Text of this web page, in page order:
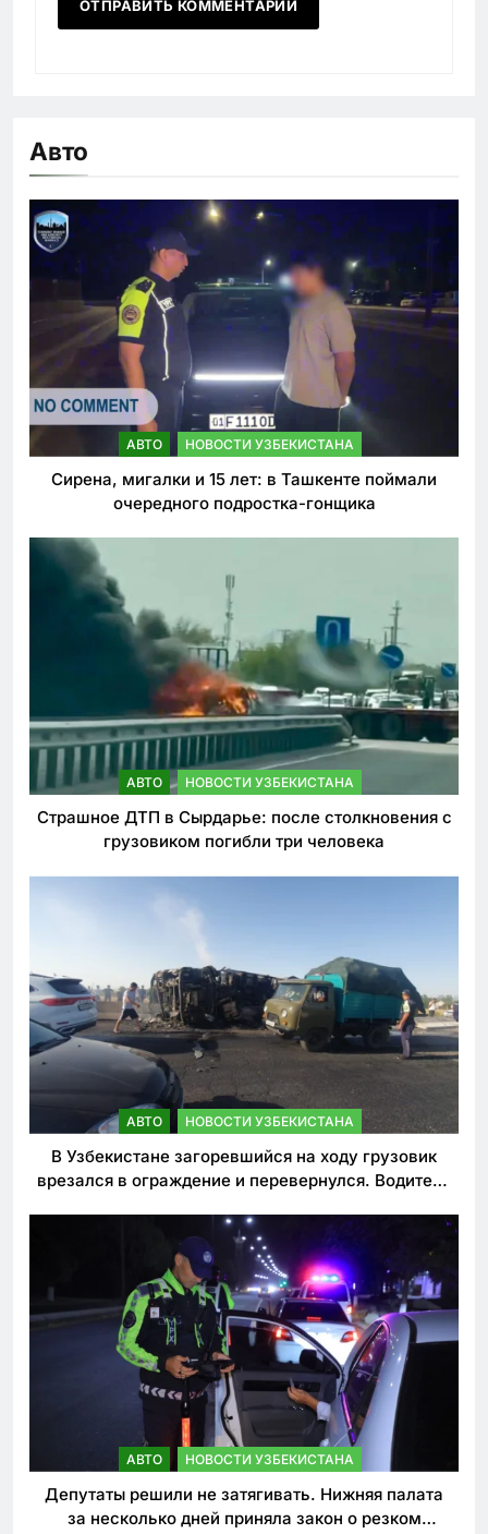
Авто
АВТО НОВОСТИ УЗБЕКИСТАНА
Сирена, мигалки и 15 лет: в Ташкенте поймали
очередного подростка-гонщика
АВТО НОВОСТИ УЗБЕКИСТАНА
Страшное ДТП в Сырдарье: после столкновения с
грузовиком погибли три человека
АВТО НОВОСТИ УЗБЕКИСТАНА
В Узбекистане загоревшийся на ходу грузовик
врезался в ограждение и перевернулся. Водитель
АВТО НОВОСТИ УЗБЕКИСТАНА
Депутаты решили не затягивать. Нижняя палата
за несколько дней приняла закон о резком